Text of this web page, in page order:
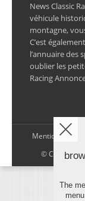
News Classic
véhicule
montagne,
C’est
l’annuaire des
oublier les
Racing
Mentions légales
© Copyright
The